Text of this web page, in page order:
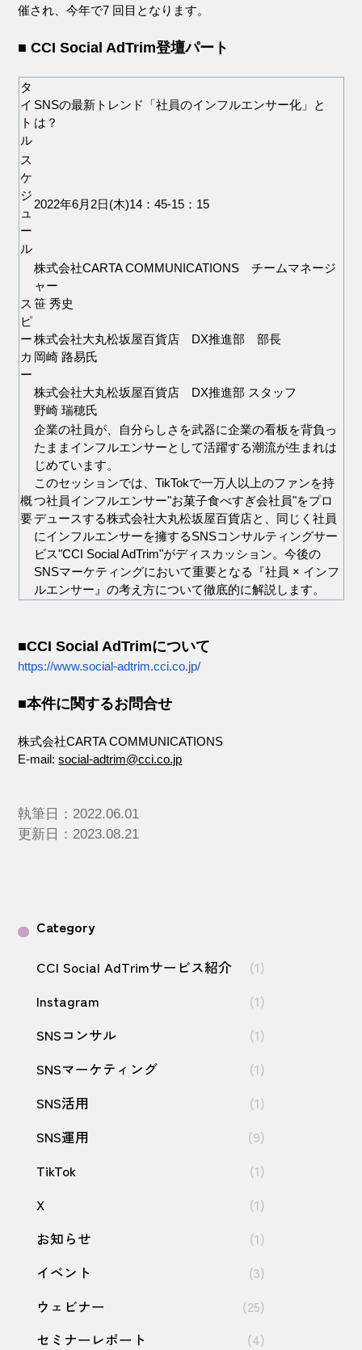
催され、今年で7 回目となります。
■ CCI Social AdTrim登壇パート
タ
イ
ト
ル
SNSの最新トレンド「社員のインフルエンサー化」と
は？
ス
ケ
ジ
ュ
ー
ル
2022年6月2日(木)14：45-15：15
ス
ピ
ー
カ
ー
株式会社CARTA COMMUNICATIONS チームマネージ
ャー
笹 秀史
株式会社大丸松坂屋百貨店 DX推進部 部長
岡崎 路易氏
株式会社大丸松坂屋百貨店 DX推進部 スタッフ
野崎 瑞穂氏
概
要
企業の社員が、自分らしさを武器に企業の看板を背負っ
たままインフルエンサーとして活躍する潮流が生まれは
じめています。
このセッションでは、TikTokで一万人以上のファンを持
つ社員インフルエンサー"お菓子食べすぎ会社員"をプロ
デュースする株式会社大丸松坂屋百貨店と、同じく社員
にインフルエンサーを擁するSNSコンサルティングサー
ビス"CCI Social AdTrim"がディスカッション。今後の
SNSマーケティングにおいて重要となる『社員 × インフ
ルエンサー』の考え方について徹底的に解説します。
■CCI Social AdTrimについて
https://www.social-adtrim.cci.co.jp/
■本件に関するお問合せ
株式会社CARTA COMMUNICATIONS
E-mail:social-adtrim@cci.co.jp
執筆日：2022.06.01
更新日：2023.08.21
Category
CCI Social AdTrimサービス紹介
(1)
Instagram
(1)
SNSコンサル
(1)
SNSマーケティング
(1)
SNS活用
(1)
SNS運用
(9)
TikTok
(1)
X
(1)
お知らせ
(1)
イベント
(3)
ウェビナー
(25)
セミナーレポート
(4)